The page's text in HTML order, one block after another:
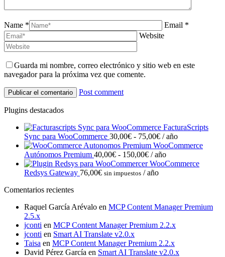
Name *
Email *
Website
Guarda mi nombre, correo electrónico y sitio web en este
navegador para la próxima vez que comente.
Post comment
Plugins destacados
FacturaScripts
Sync para WooCommerce 30,00€ - 75,00€Rango
de
precios:
desde
/ año
WooCommerce
Autónomos Premium 40,00€ - 150,00€Rango
de
precios:
150,00€
/ año
WooCommerce
Redsys Gateway 76,00€ sin impuestos / año
Comentarios recientes
Raquel García Arévalo en MCP Content Manager Premium
2.5.x
jconti en MCP Content Manager Premium 2.2.x
jconti en Smart AI Translate v2.0.x
Taisa en MCP Content Manager Premium 2.2.x
David Pérez García en Smart AI Translate v2.0.x